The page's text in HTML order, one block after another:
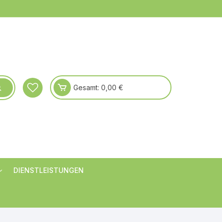
Gesamt: 0,00 €
DIENSTLEISTUNGEN